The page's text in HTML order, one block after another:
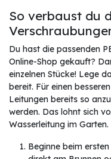
So verbaust du
Du hast die passenden
Online-Shop gekauft?
einzelnen Stücke! Lege
bereit. Für einen
Leitungen bereits so
werden. Das lohnt sich
Wasserleitung im Garten.
Beginne beim